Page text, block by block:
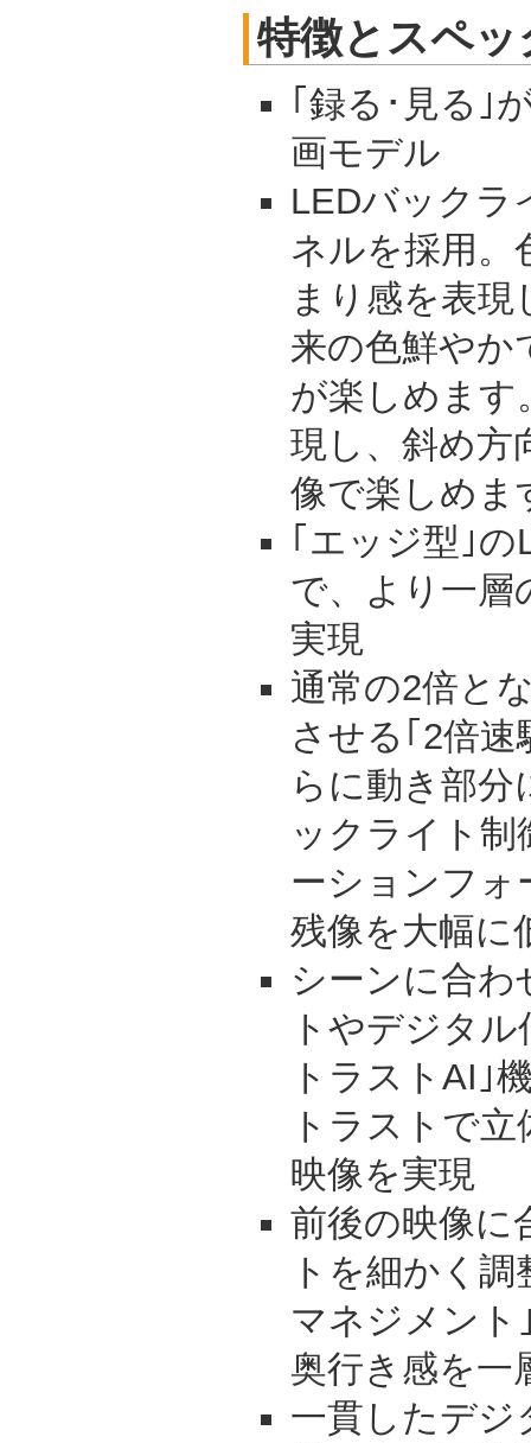
特徴とスペッ
｢録る･見る｣
画モデル
LEDバックラ
ネルを採用。
まり感を表
来の色鮮やか
が楽しめます
現し、斜め方
像で楽しめま
｢エッジ型｣
で、より一層
実現
通常の2倍と
させる｢2倍
らに動き部
ックライト制
ーションフォ
残像を大幅に
シーンに合わ
トやデジタ
トラストAI｣
トラストで
映像を実現
前後の映像に
トを細かく
マネジメント
奥行き感を一
一貫したデジ